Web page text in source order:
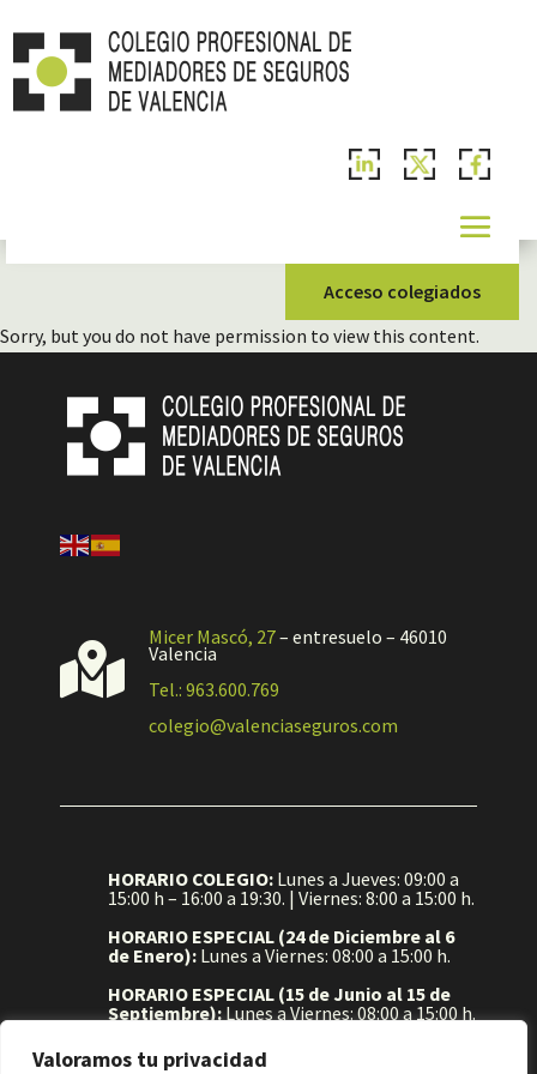
Valoramos tu privacidad
Acceso colegiados
Sorry, but you do not have permission to view this content.

Micer Mascó, 27– entresuelo – 46010
Valencia
Tel.: 963.600.769
colegio@valenciaseguros.com
HORARIO COLEGIO: Lunes a Jueves: 09:00 a
15:00 h – 16:00 a 19:30. | Viernes: 8:00 a 15:00 h.
HORARIO ESPECIAL (24 de Diciembre al 6
de Enero): Lunes a Viernes: 08:00 a 15:00 h.
HORARIO ESPECIAL (15 de Junio al 15 de
Septiembre):Lunes a Viernes: 08:00 a 15:00 h.